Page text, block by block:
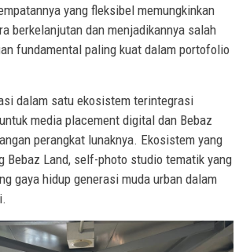
yang fleksibel memungkinkan
berkelanjutan dan menjadikannya salah
fundamental paling kuat dalam portofolio
dalam satu ekosistem terintegrasi
media placement digital dan Bebaz
perangkat lunaknya. Ekosistem yang
Bebaz Land, self-photo studio tematik yang
gaya hidup generasi muda urban dalam